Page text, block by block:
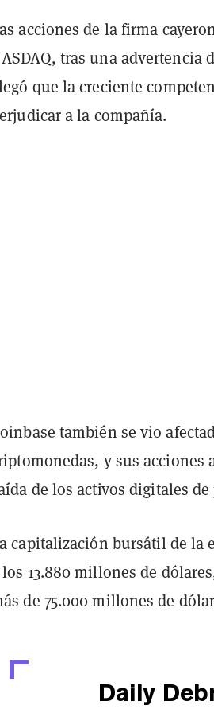
acciones de la firma
tras una advertencia
que la creciente
a la compañía.
también se vio
y sus acciones
de los activos digitales
capitalización bursátil de la
13.880 millones de
de 75.000 millones de
Daily